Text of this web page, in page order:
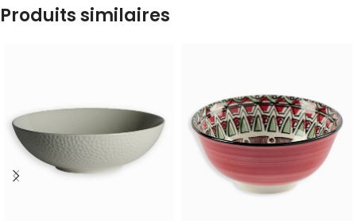
Produits similaires